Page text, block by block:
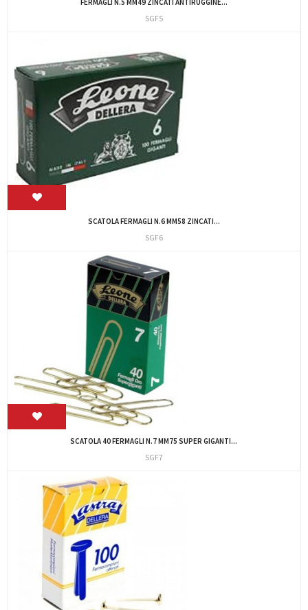
SGF5
SCATOLA FERMAGLI N.6 MM58 ZINCATI...
SGF6
SCATOLA 40 FERMAGLI N.7 MM75 SUPER GIGANTI...
SGF7